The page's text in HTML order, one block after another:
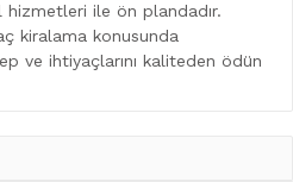
hizmetleri ile ön plandadır.
kiralama konusunda
ve ihtiyaçlarını kaliteden ödün